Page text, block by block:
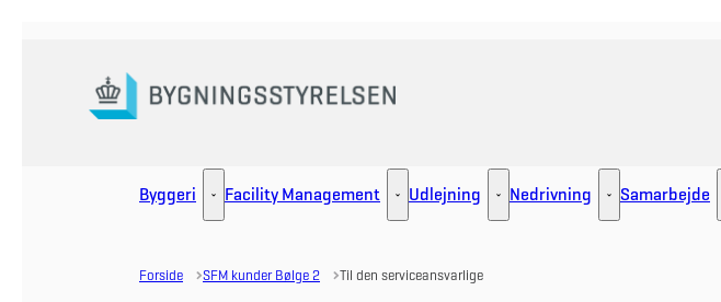
Byggeri Byggeri - Flere links
Facility Management Facility Management - Flere links
Udlejning Udlejning - Flere links
Nedrivning Nedrivning - Flere
Samarbejde
Forside SFM kunder Bølge 2 Til den serviceansvarlige